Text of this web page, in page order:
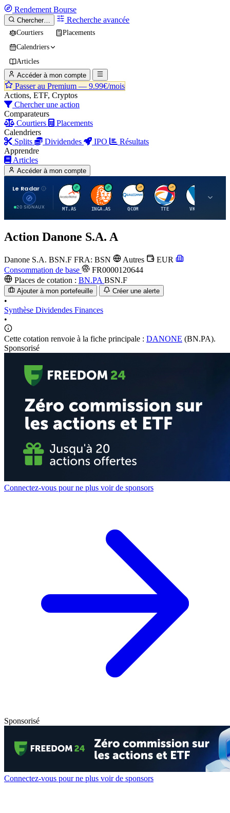
Rendement Bourse
Chercher… Recherche avancée
Courtiers
Placements
Calendriers
Articles
Accéder à mon compte
Passer au Premium — 9.99€/mois
Actions, ETF, Cryptos
Chercher une action
Comparateurs
Courtiers
Placements
Calendriers
Splits
Dividendes IPO
Résultats
Apprendre
Articles
Accéder à mon compte
Le Radar
20 SIGNAUX
A
MT.AS
I
INGA.AS
Q
QCOM
T
TTE VK.PA
Action Danone S.A. A
Danone S.A. BSN.F FRA: BSN Autres
EUR
Consommation de base
FR0000120644
Places de cotation : BN.PA BSN.F
Ajouter à mon portefeuille Créer une alerte
•
Synthèse Dividendes Finances
•
Cette cotation renvoie à la fiche principale : DANONE (BN.PA).
Sponsorisé
Connectez-vous pour ne plus voir de sponsors
Sponsorisé
Connectez-vous pour ne plus voir de sponsors